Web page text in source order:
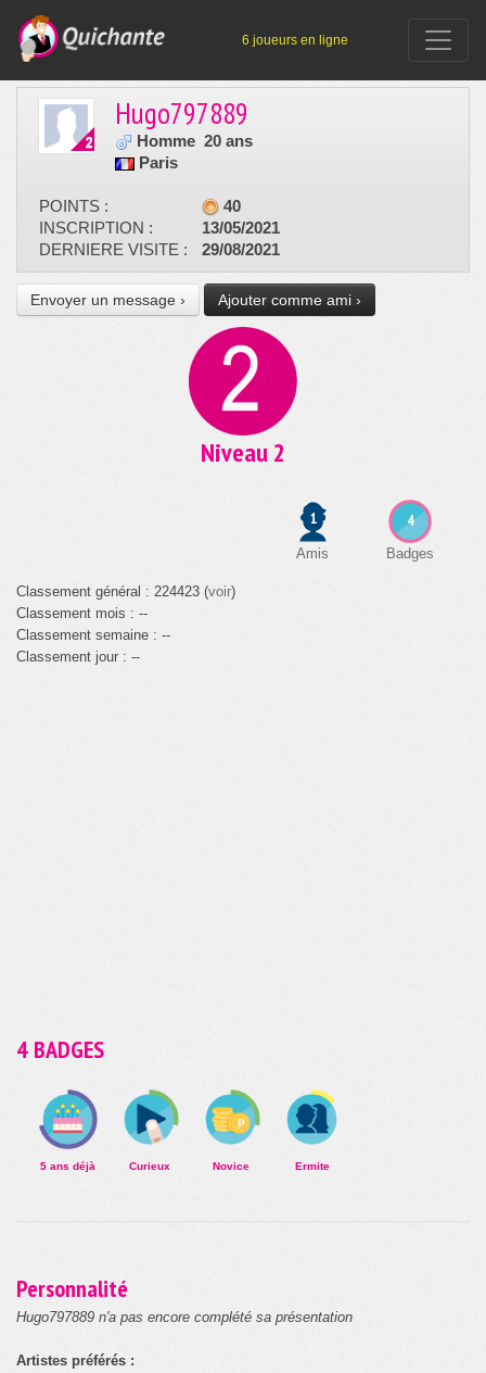
6 joueurs en ligne
Hugo797889
Homme 20 ans
Paris
POINTS :
40
INSCRIPTION :
13/05/2021
DERNIERE VISITE :
29/08/2021
Envoyer un message › Ajouter comme ami ›
Niveau 2
4
Badges
1
Amis
Classement général : 224423 (voir)
Classement mois : --
Classement semaine : --
Classement jour : --
4 BADGES
5 ans déjà Curieux Novice Ermite
Personnalité
Hugo797889 n'a pas encore complété sa présentation
Artistes préférés :